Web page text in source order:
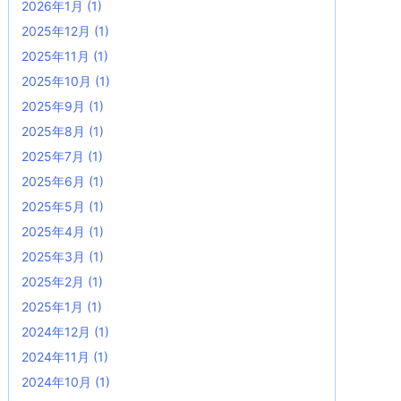
2026年1月 (1)
2025年12月 (1)
2025年11月 (1)
2025年10月 (1)
2025年9月 (1)
2025年8月 (1)
2025年7月 (1)
2025年6月 (1)
2025年5月 (1)
2025年4月 (1)
2025年3月 (1)
2025年2月 (1)
2025年1月 (1)
2024年12月 (1)
2024年11月 (1)
2024年10月 (1)